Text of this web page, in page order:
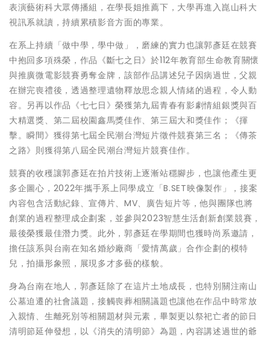
表演藝術科大眾傳播組，在學長姐推薦下，大學再進入崑山科大
視訊系就讀，持續累積影音方面的專業。
在系上持續「做中學，學中做」，磨練的實力也讓郭彥廷在競賽
中抱回多項殊榮，作品《斷七之日》於112年教育部生命教育關懷
與推廣微電影競賽勇奪金牌，該部作品講述兒子因病過世，父親
在辦完喪禮後，透過整理遺物釋放思念親人情緒的過程，令人動
容。另再以作品《七七日》榮獲第九屆青春有影劇情組銀獎與百
大精選獎、第二屆校園鑫馬獎佳作、第三屆大和獎佳作；《揮
擊。瞬間》獲得第七屆全民潮台灣短片徵件競賽第三名；《傳茶
之路》則獲得第八屆全民潮台灣短片競賽佳作。
競賽的收穫讓郭彥廷在拍片技術上逐漸站穩腳步，也讓他產生更
多企圖心，2022年攜手系上同學成立「B.SET映像製作」，接案
內容包含活動紀錄、宣傳片、MV、廣告短片等，他與團隊也將
創業的過程整理成企劃案，並參與2023智慧生活創新創業競賽，
最後榮獲最佳潛力獎。此外，郭彥廷在學期間也獲時尚系邀請，
擔任該系與台南在知名婚紗廠商「愛情萬歲」合作企劃的模特
兒，拍攝形象照，展現多才多藝的樣貌。
身為台南在地人，郭彥廷除了在這片土地成長，也特別關注南山
公墓迫遷的社會議題，接觸喪葬相關議題也讓他在作品中時常放
入親情、生離死別等相關題材與元素，畢製更以祭祀亡者的節日
清明節延伸發想，以《消失的清明節》為題，內容講述過世的爺